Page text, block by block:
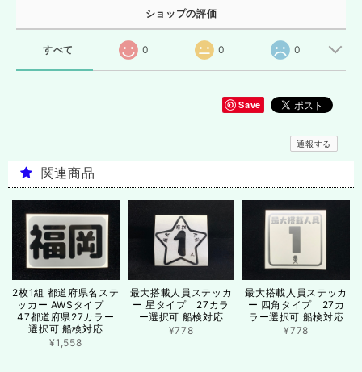
ショップの評価
すべて 0 0 0
Save
通報する
関連商品
2枚1組 都道府県名ステ
ッカー AWSタイプ
47都道府県27カラー
選択可 船検対応
¥1,558
最大搭載人員ステッカ
ー 星タイプ 27カラ
ー選択可 船検対応
¥778
最大搭載人員ステッカ
ー 四角タイプ 27カ
ラー選択可 船検対応
¥778